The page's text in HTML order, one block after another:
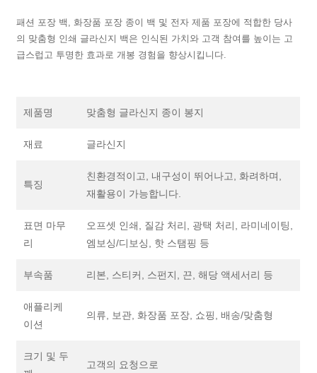
패션 포장 백, 화장품 포장 종이 백 및 전자 제품 포장에 적합한 당사
의 맞춤형 인쇄 글라신지 백은 인식된 가치와 고객 참여를 높이는 고
급스럽고 투명한 효과로 개봉 경험을 향상시킵니다.
제품명 맞춤형 글라신지 종이 봉지
재료 글라신지
특징
친환경적이고, 내구성이 뛰어나고, 화려하며,
재활용이 가능합니다.
표면 마무
리
오프셋 인쇄, 질감 처리, 광택 처리, 라미네이팅,
엠보싱/디보싱, 핫 스탬핑 등
부속품 리본, 스티커, 스펀지, 끈, 해당 액세서리 등
애플리케
이션
의류, 보관, 화장품 포장, 쇼핑, 배송/맞춤형
크기 및 두
고객의 요청으로